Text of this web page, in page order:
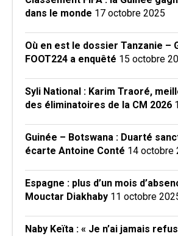
dans le monde 17 octobre 2025
Où en est le dossier Tanzanie –
FOOT224 a enquêté 15 octobre
Syli National : Karim Traoré,
des éliminatoires de la CM 2026
Guinée – Botswana : Duarté
écarte Antoine Conté 14 octobre
Espagne : plus d’un mois
Mouctar Diakhaby 11 octobre
Naby Keïta : « Je n’ai jamais